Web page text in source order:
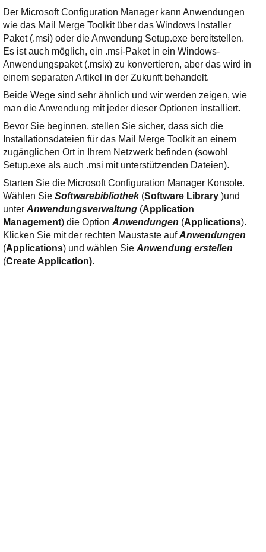
Der Microsoft Configuration Manager kann Anwendungen
wie das Mail Merge Toolkit über das Windows Installer
Paket (.msi) oder die Anwendung Setup.exe bereitstellen.
Es ist auch möglich, ein .msi-Paket in ein Windows-
Anwendungspaket (.msix) zu konvertieren, aber das wird in
einem separaten Artikel in der Zukunft behandelt.
Beide Wege sind sehr ähnlich und wir werden zeigen, wie
man die Anwendung mit jeder dieser Optionen installiert.
Bevor Sie beginnen, stellen Sie sicher, dass sich die
Installationsdateien für das Mail Merge Toolkit an einem
zugänglichen Ort in Ihrem Netzwerk befinden (sowohl
Setup.exe als auch .msi mit unterstützenden Dateien).
Starten Sie die Microsoft Configuration Manager Konsole.
Wählen Sie Softwarebibliothek (Software Library )und
unter Anwendungsverwaltung (Application
Management) die Option Anwendungen (Applications).
Klicken Sie mit der rechten Maustaste aufAnwendungen
(Applications) und wählen Sie Anwendung erstellen
(Create Application).